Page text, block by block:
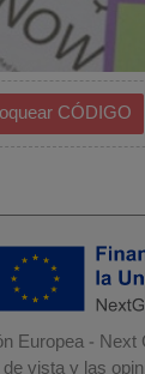
Europea - Next